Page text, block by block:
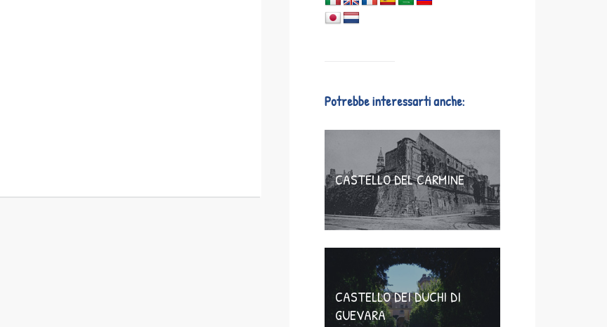
Potrebbe interessarti anche:
CASTELLO DEL CARMINE
CASTELLO DEI DUCHI DI
GUEVARA